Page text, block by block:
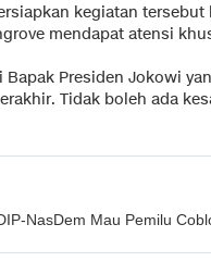
kegiatan
mendapat atensi
Presiden Jokowi
Tidak boleh ada
NasDem Mau Pemilu